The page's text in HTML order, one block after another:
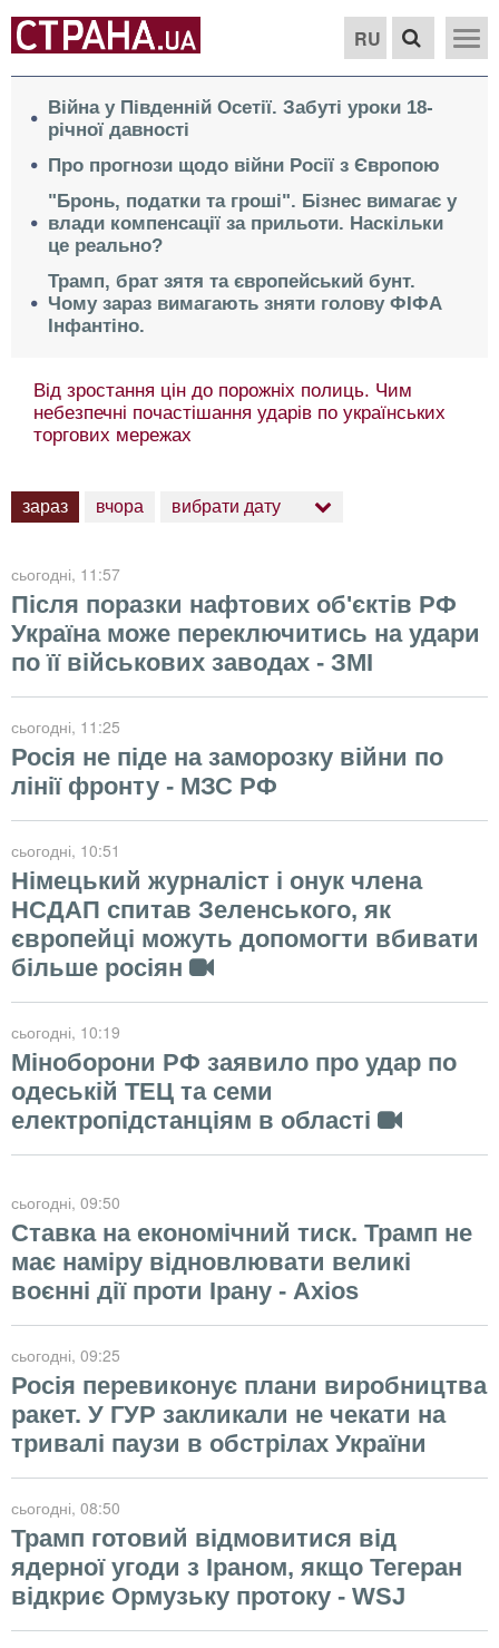
RU
Війна у Південній Осетії. Забуті уроки 18-
річної давності
Про прогнози щодо війни Росії з Європою
"Бронь, податки та гроші". Бізнес вимагає у
влади компенсації за прильоти. Наскільки
це реально?
Трамп, брат зятя та європейський бунт.
Чому зараз вимагають зняти голову ФІФА
Інфантіно.
Від зростання цін до порожніх полиць. Чим
небезпечні почастішання ударів по українських
торгових мережах
зараз вчора вибрати дату
сьогодні, 11:57
Після поразки нафтових об'єктів РФ
Україна може переключитись на удари
по її військових заводах - ЗМІ
сьогодні, 11:25
Росія не піде на заморозку війни по
лінії фронту - МЗС РФ
сьогодні, 10:51
Німецький журналіст і онук члена
НСДАП спитав Зеленського, як
європейці можуть допомогти вбивати
більше росіян
сьогодні, 10:19
Міноборони РФ заявило про удар по
одеській ТЕЦ та семи
електропідстанціям в області
сьогодні, 09:50
Ставка на економічний тиск. Трамп не
має наміру відновлювати великі
воєнні дії проти Ірану - Axios
сьогодні, 09:25
Росія перевиконує плани виробництва
ракет. У ГУР закликали не чекати на
тривалі паузи в обстрілах України
сьогодні, 08:50
Трамп готовий відмовитися від
ядерної угоди з Іраном, якщо Тегеран
відкриє Ормузьку протоку - WSJ